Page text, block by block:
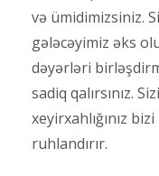
və ümidimizsiniz.
gələcəyimiz əks
dəyərləri
sadiq qalırsınız.
xeyirxahlığınız
ruhlandırır.